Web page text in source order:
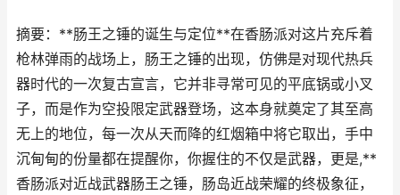
摘要：**肠王之锤的诞生与定位**在香肠派对这片充斥着
枪林弹雨的战场上，肠王之锤的出现，仿佛是对现代热兵
器时代的一次复古宣言，它并非寻常可见的平底锅或小叉
子，而是作为空投限定武器登场，这本身就奠定了其至高
无上的地位，每一次从天而降的红烟箱中将它取出，手中
沉甸甸的份量都在提醒你，你握住的不仅是武器，更是,**
香肠派对近战武器肠王之锤，肠岛近战荣耀的终极象征，